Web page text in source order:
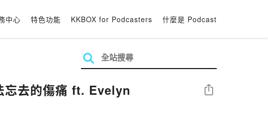
中心 特色功能 KKBOX for Podcasters 什麼是 Podcast
忘去的傷痛 ft. Evelyn 分享